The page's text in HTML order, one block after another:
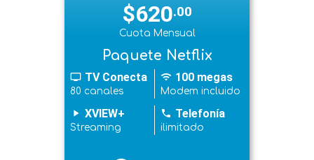
$620.00
Cuota Mensual
Paquete Netflix
tv TV Conecta
80 canales
wifi 100 megas
Modem incluido
play_arrow XVIEW+
Streaming
phone Telefonía
ilimitado